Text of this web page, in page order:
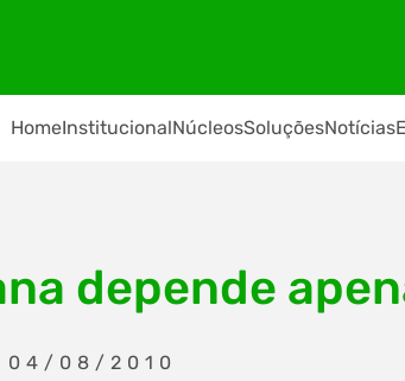
HomeInstitucionalNúcleosSoluçõesNotícias
depende
04/08/2010